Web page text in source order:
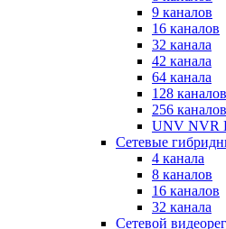
9 каналов
16 каналов
32 канала
42 канала
64 канала
128 каналов
256 каналов
UNV NVR
Сетевые
4 канала
8 каналов
16 каналов
32 канала
Сетевой